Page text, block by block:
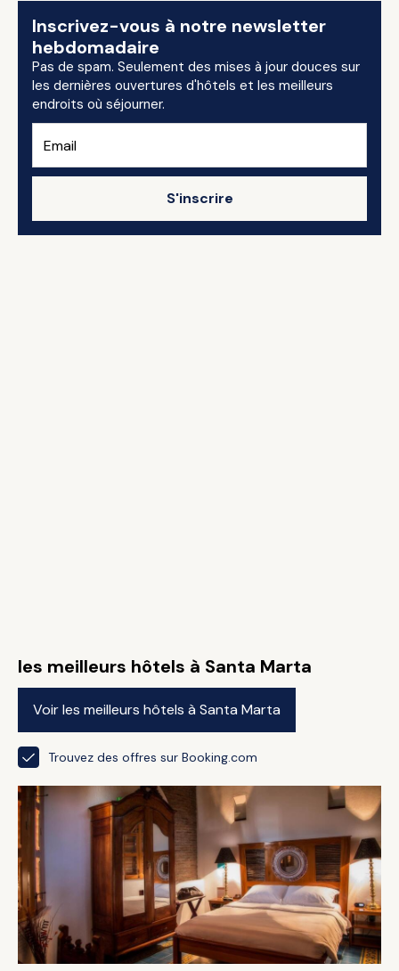
Inscrivez-vous à notre newsletter
hebdomadaire
Pas de spam. Seulement des mises à jour douces sur
les dernières ouvertures d'hôtels et les meilleurs
endroits où séjourner.
S'inscrire
les meilleurs hôtels à Santa Marta
Voir les meilleurs hôtels à Santa Marta
Trouvez des offres sur Booking.com